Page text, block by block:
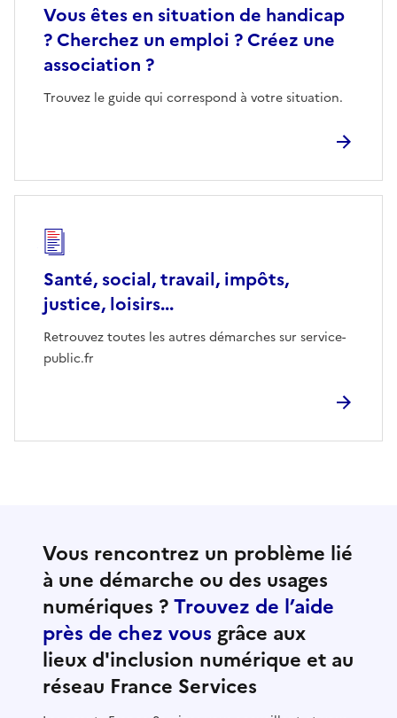
Vous êtes en situation de handicap
? Cherchez un emploi ? Créez une
association ?
Trouvez le guide qui correspond à votre situation.
Santé, social, travail, impôts,
justice, loisirs...
Retrouvez toutes les autres démarches sur service-
public.fr
Vous rencontrez un problème lié
à une démarche ou des usages
numériques ?Trouvez de l’aide
près de chez vous grâce aux
lieux d'inclusion numérique et au
réseau France Services